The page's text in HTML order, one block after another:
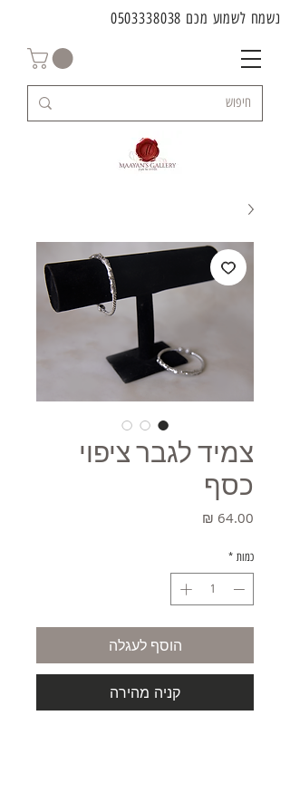
נשמח לשמוע מכם 0503338038
צמיד לגבר ציפוי
כסף
כמות *
הוסף לעגלה
קניה מהירה